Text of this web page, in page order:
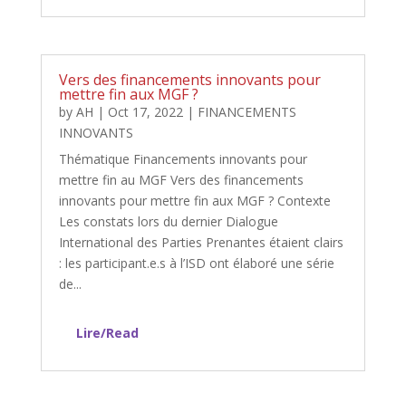
Vers des financements innovants pour
mettre fin aux MGF ?
by AH | Oct 17, 2022| FINANCEMENTS
INNOVANTS
Thématique Financements innovants pour
mettre fin au MGF Vers des financements
innovants pour mettre fin aux MGF ? Contexte
Les constats lors du dernier Dialogue
International des Parties Prenantes étaient clairs
: les participant.e.s à l’ISD ont élaboré une série
de...
Lire/Read